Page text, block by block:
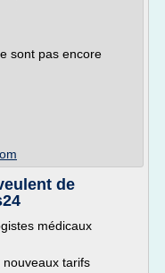
sont pas encore
de
médicaux
tarifs